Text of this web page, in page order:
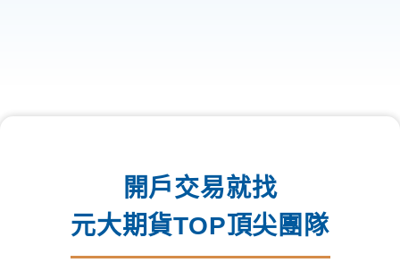
開戶交易就找
元大期貨TOP頂尖團隊